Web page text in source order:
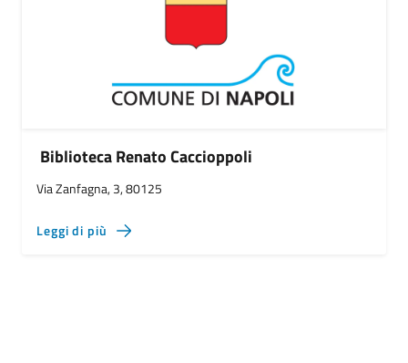
Biblioteca Renato Caccioppoli
Via Zanfagna, 3, 80125
Leggi di più